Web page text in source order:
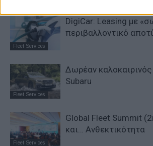
Fleet Services
DigiCar: Leasing με
περιβαλλοντικό
Fleet Services
Δωρέαν καλοκαιρινός
Subaru
Fleet Services
Global Fleet Summit
και… Ανθεκτικότητα